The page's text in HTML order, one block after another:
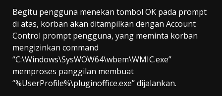
Begitu pengguna menekan tombol OK pada prompt
di atas, korban akan ditampilkan dengan Account
Control prompt pengguna, yang meminta korban
mengizinkan command
“C:\Windows\SysWOW64\wbem\WMIC.exe”
memproses panggilan membuat
“%UserProfile%\pluginoffice.exe” dijalankan.